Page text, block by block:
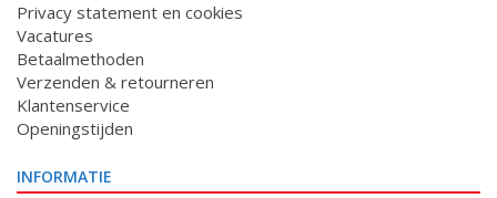
Privacy statement en cookies
Vacatures
Betaalmethoden
Verzenden & retourneren
Klantenservice
Openingstijden
INFORMATIE